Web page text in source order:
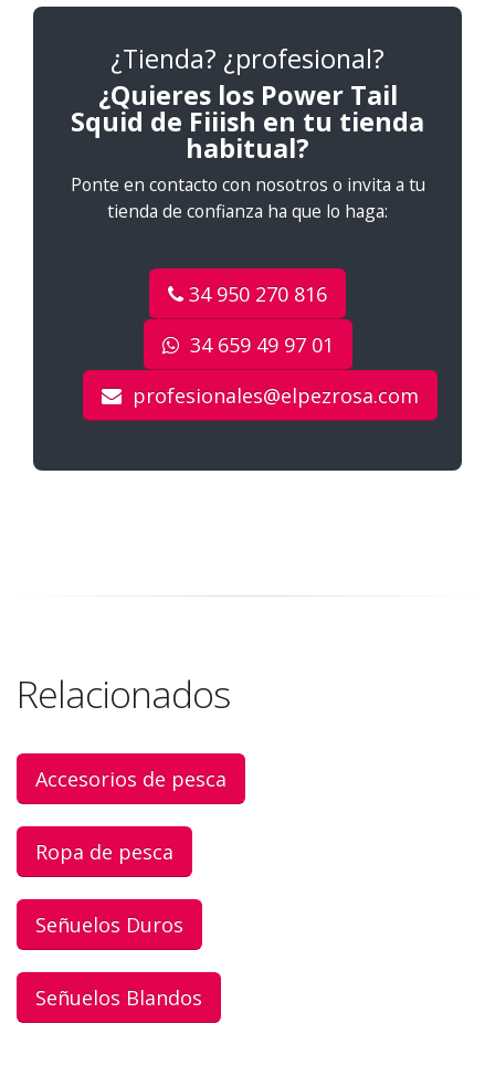
¿Tienda? ¿profesional?
¿Quieres los Power Tail
Squid de Fiiish en tu tienda
habitual?
Ponte en contacto con nosotros o invita a tu
tienda de confianza ha que lo haga:
34 950 270 816
34 659 49 97 01
profesionales@elpezrosa.com
Relacionados
Accesorios de pesca
Ropa de pesca
Señuelos Duros
Señuelos Blandos